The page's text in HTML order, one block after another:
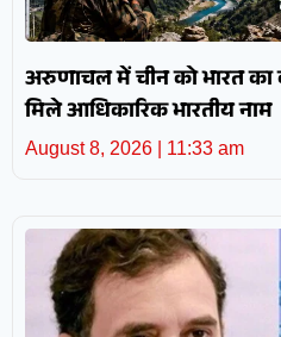
अरुणाचल में चीन को भारत का
मिले आधिकारिक भारतीय नाम
August 8, 2026 11:33 am